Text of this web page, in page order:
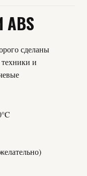
сделаны
и